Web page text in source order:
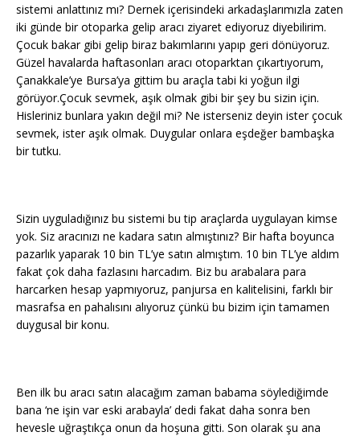
sistemi anlattınız mı? Dernek içerisindeki arkadaşlarımızla zaten
iki günde bir otoparka gelip aracı ziyaret ediyoruz diyebilirim.
Çocuk bakar gibi gelip biraz bakımlarını yapıp geri dönüyoruz.
Güzel havalarda haftasonları aracı otoparktan çıkartıyorum,
Çanakkale’ye Bursa’ya gittim bu araçla tabi ki yoğun ilgi
görüyor.Çocuk sevmek, aşık olmak gibi bir şey bu sizin için.
Hisleriniz bunlara yakın değil mi? Ne isterseniz deyin ister çocuk
sevmek, ister aşık olmak. Duygular onlara eşdeğer bambaşka
bir tutku.
Sizin uyguladığınız bu sistemi bu tip araçlarda uygulayan kimse
yok. Siz aracınızı ne kadara satın almıştınız? Bir hafta boyunca
pazarlık yaparak 10 bin TL’ye satın almıştım. 10 bin TL’ye aldım
fakat çok daha fazlasını harcadım. Biz bu arabalara para
harcarken hesap yapmıyoruz, panjursa en kalitelisini, farklı bir
masrafsa en pahalısını alıyoruz çünkü bu bizim için tamamen
duygusal bir konu.
Ben ilk bu aracı satın alacağım zaman babama söylediğimde
bana ‘ne işin var eski arabayla’ dedi fakat daha sonra ben
hevesle uğraştıkça onun da hoşuna gitti. Son olarak şu ana